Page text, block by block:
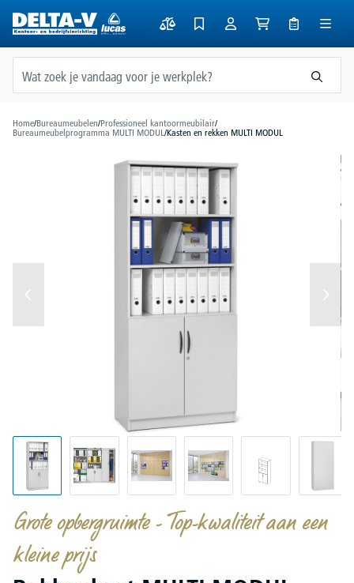
Home/Bureaumeubelen/Professioneel kantoormeubilair/
Bureaumeubelprogramma MULTI MODUL/Kasten en rekken MULTI MODUL
Afbeeldingengalerij overslaan
Grote opbergruimte - Top-kwaliteit aan een
kleine prijs